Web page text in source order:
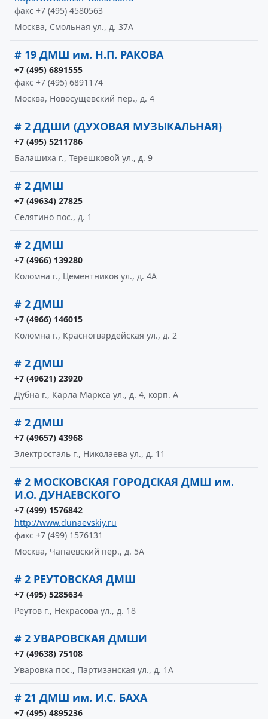
факс +7 (495) 4580563
Москва, Смольная ул., д. 37А
# 19 ДМШ им. Н.П. РАКОВА
+7 (495) 6891555
факс +7 (495) 6891174
Москва, Новосущевский пер., д. 4
# 2 ДДШИ (ДУХОВАЯ МУЗЫКАЛЬНАЯ)
+7 (495) 5211786
Балашиха г., Терешковой ул., д. 9
# 2 ДМШ
+7 (49634) 27825
Селятино пос., д. 1
# 2 ДМШ
+7 (4966) 139280
Коломна г., Цементников ул., д. 4А
# 2 ДМШ
+7 (4966) 146015
Коломна г., Красногвардейская ул., д. 2
# 2 ДМШ
+7 (49621) 23920
Дубна г., Карла Маркса ул., д. 4, корп. А
# 2 ДМШ
+7 (49657) 43968
Электросталь г., Николаева ул., д. 11
# 2 МОСКОВСКАЯ ГОРОДСКАЯ ДМШ им.
И.О. ДУНАЕВСКОГО
+7 (499) 1576842
http://www.dunaevskiy.ru
факс +7 (499) 1576131
Москва, Чапаевский пер., д. 5А
# 2 РЕУТОВСКАЯ ДМШ
+7 (495) 5285634
Реутов г., Некрасова ул., д. 18
# 2 УВАРОВСКАЯ ДМШИ
+7 (49638) 75108
Уваровка пос., Партизанская ул., д. 1А
# 21 ДМШ им. И.С. БАХА
+7 (495) 4895236